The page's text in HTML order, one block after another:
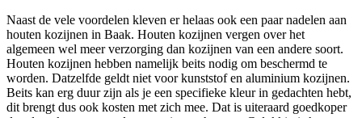
Naast de vele voordelen kleven er helaas ook een paar nadelen aan
houten kozijnen in Baak. Houten kozijnen vergen over het
algemeen wel meer verzorging dan kozijnen van een andere soort.
Houten kozijnen hebben namelijk beits nodig om beschermd te
worden. Datzelfde geldt niet voor kunststof en aluminium kozijnen.
Beits kan erg duur zijn als je een specifieke kleur in gedachten hebt,
dit brengt dus ook kosten met zich mee. Dat is uiteraard goedkoper